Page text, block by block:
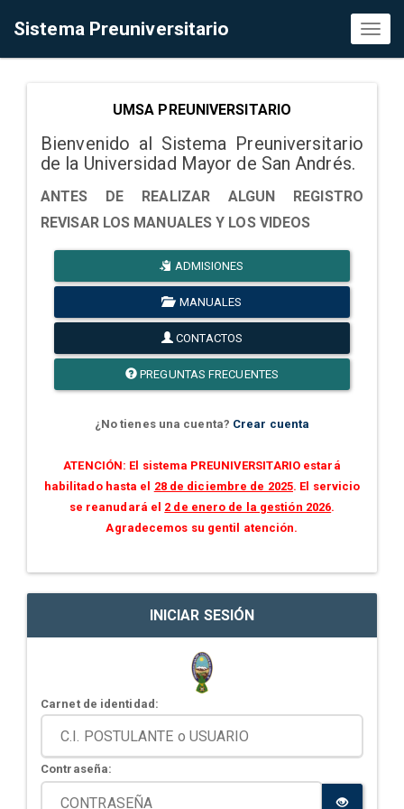
Sistema Preuniversitario
UMSA PREUNIVERSITARIO
Bienvenido al Sistema Preuniversitario
de la Universidad Mayor de San Andrés.
ANTES DE REALIZAR ALGUN REGISTRO
REVISAR LOS MANUALES Y LOS VIDEOS
ADMISIONES
MANUALES
CONTACTOS
PREGUNTAS FRECUENTES
¿No tienes una cuenta? Crear cuenta
ATENCIÓN: El sistema PREUNIVERSITARIO estará
habilitado hasta el 28 de diciembre de 2025. El servicio
se reanudará el 2 de enero de la gestión 2026.
Agradecemos su gentil atención.
INICIAR SESIÓN
Carnet de identidad:
Contraseña: